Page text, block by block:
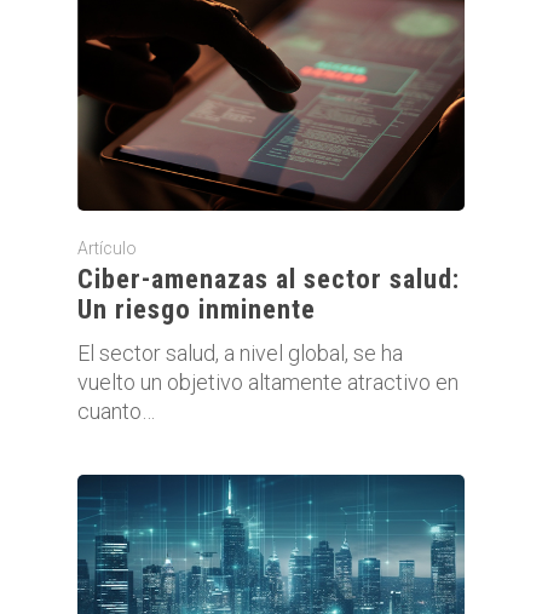
Artículo
Ciber-amenazas al sector salud:
Un riesgo inminente
El sector salud, a nivel global, se ha
vuelto un objetivo altamente atractivo en
cuanto…